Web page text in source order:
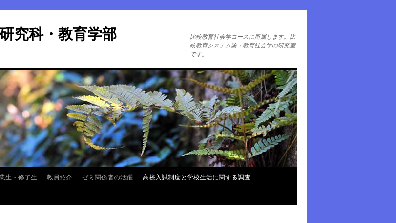
研究科・教育学部
比較教育社会学コースに所属します。比
較教育システム論・教育社会学の研究室
です。
生・修了生 教員紹介 ゼミ関係者の活躍
高校入試制度と学校生活に関する調査